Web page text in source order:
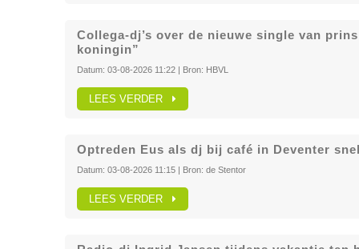
Collega-dj’s over de nieuwe single van
koningin”
Datum: 03-08-2026 11:22| Bron: HBVL
LEES VERDER
Optreden Eus als dj bij café in Deventer
Datum: 03-08-2026 11:15| Bron: de Stentor
LEES VERDER